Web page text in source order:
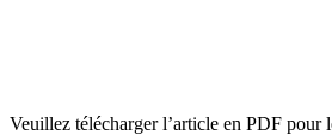
Veuillez télécharger l’article en PDF pour